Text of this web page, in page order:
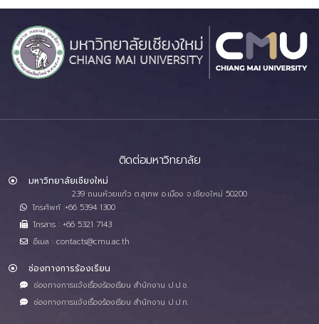
ติดต่อมหาวิทยาลัย
มหาวิทยาลัยเชียงใหม่
239 ถนนห้วยแก้ว ต.สุเทพ อ.เมือง จ.เชียงใหม่ 50200
โทรศัพท์ :+66 5394 1300
โทรสาร : +66 5321 7143
อีเมล : contacts@cmu.ac.th
ช่องทางการร้องเรียน
ช่องทางการแจ้งเรื่องร้องเรียน สำนักงาน ป.ป.ช.
ช่องทางการแจ้งเรื่องร้องเรียน สำนักงาน ป.ป.ท.